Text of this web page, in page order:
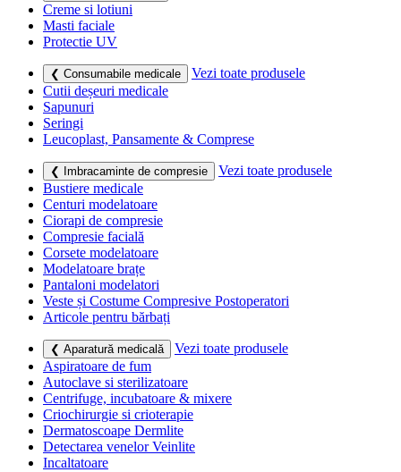
Creme si lotiuni
Masti faciale
Protectie UV
❮ Consumabile medicale
Vezi toate produsele
Cutii deșeuri medicale
Sapunuri
Seringi
Leucoplast, Pansamente & Comprese
❮ Imbracaminte de compresie
Vezi toate produsele
Bustiere medicale
Centuri modelatoare
Ciorapi de compresie
Compresie facială
Corsete modelatoare
Modelatoare brațe
Pantaloni modelatori
Veste și Costume Compresive Postoperatori
Articole pentru bărbați
❮ Aparatură medicală
Vezi toate produsele
Aspiratoare de fum
Autoclave si sterilizatoare
Centrifuge, incubatoare & mixere
Criochirurgie si crioterapie
Dermatoscoape Dermlite
Detectarea venelor Veinlite
Incaltatoare